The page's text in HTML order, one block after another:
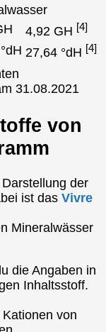
4,92 GH [4]
27,64 °dH [4]
31.08.2021
von
der
ist das Vivre
Mineralwässer
die Angaben in
Inhaltsstoff.
von